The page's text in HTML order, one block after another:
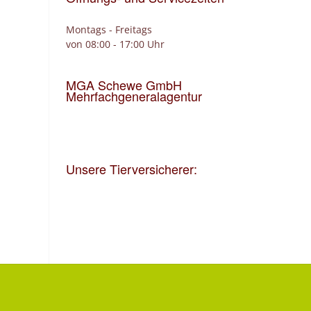
Montags - Freitags
von 08:00 - 17:00 Uhr
MGA Schewe GmbH
Mehrfachgeneralagentur
Unsere Tierversicherer: